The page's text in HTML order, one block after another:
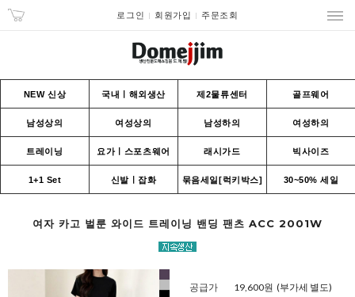
로그인 회원가입 주문조회
NEW 신상 국내ㅣ해외생산 제2물류센터 골프웨어
남성상의 여성상의 남성하의 여성하의
트레이닝 요가ㅣ스포츠웨어 래시가드 빅사이즈
1+1 Set 신발ㅣ잡화 묶음세일[럭키박스] 30~50% 세일
여자 카고 벌룬 와이드 트레이닝 밴딩 팬츠 ACC 2001W
공급가 19,600원 (부가세 별도)